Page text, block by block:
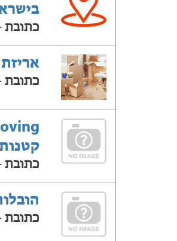
כתובת
כתובת
כתובת
כתובת